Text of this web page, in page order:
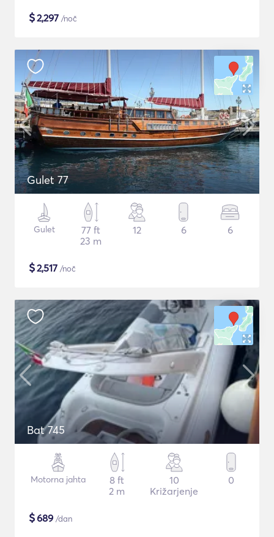
$2,297 /noč
Gulet 77
Gulet
77 ft
23 m
12 6 6
$2,517 /noč
Bat 745
Motorna jahta
8 ft
2 m
10
Križarjenje
0
$689 /dan